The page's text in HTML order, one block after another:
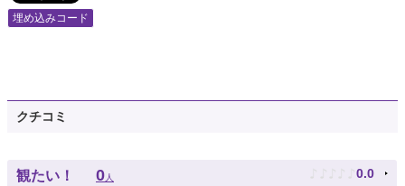
埋め込みコード
クチコミ
観たい！ 0人 ♪ ♪ ♪ ♪ ♪ 0.0